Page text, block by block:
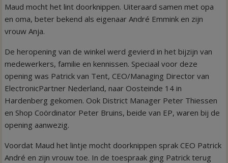
Maud mocht het lint doorknippen. Uiteraard samen met opa
en oma, beter bekend als eigenaar André Emmink en zijn
vrouw Anja.
De heropening van de winkel werd gevierd in het bijzijn van
medewerkers, familie en kennissen. Speciaal voor deze
opening was Patrick van Tent, CEO/Managing Director van
ElectronicPartner Nederland, naar Oosteinde 14 in
Hardenberg gekomen. Ook District Manager Peter Thiessen
en Shop Coördinator Peter Bruins, beide van EP, waren bij de
opening aanwezig.
Voordat Maud het lintje mocht doorknippen sprak CEO Patrick
André en zijn vrouw toe. In de toespraak ging Patrick terug